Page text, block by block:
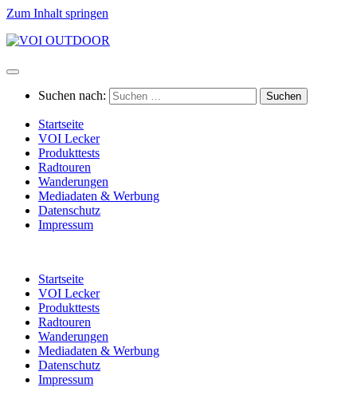
Zum Inhalt springen
Suchen nach:
Startseite
VOI Lecker
Produkttests
Radtouren
Wanderungen
Mediadaten & Werbung
Datenschutz
Impressum
Startseite
VOI Lecker
Produkttests
Radtouren
Wanderungen
Mediadaten & Werbung
Datenschutz
Impressum